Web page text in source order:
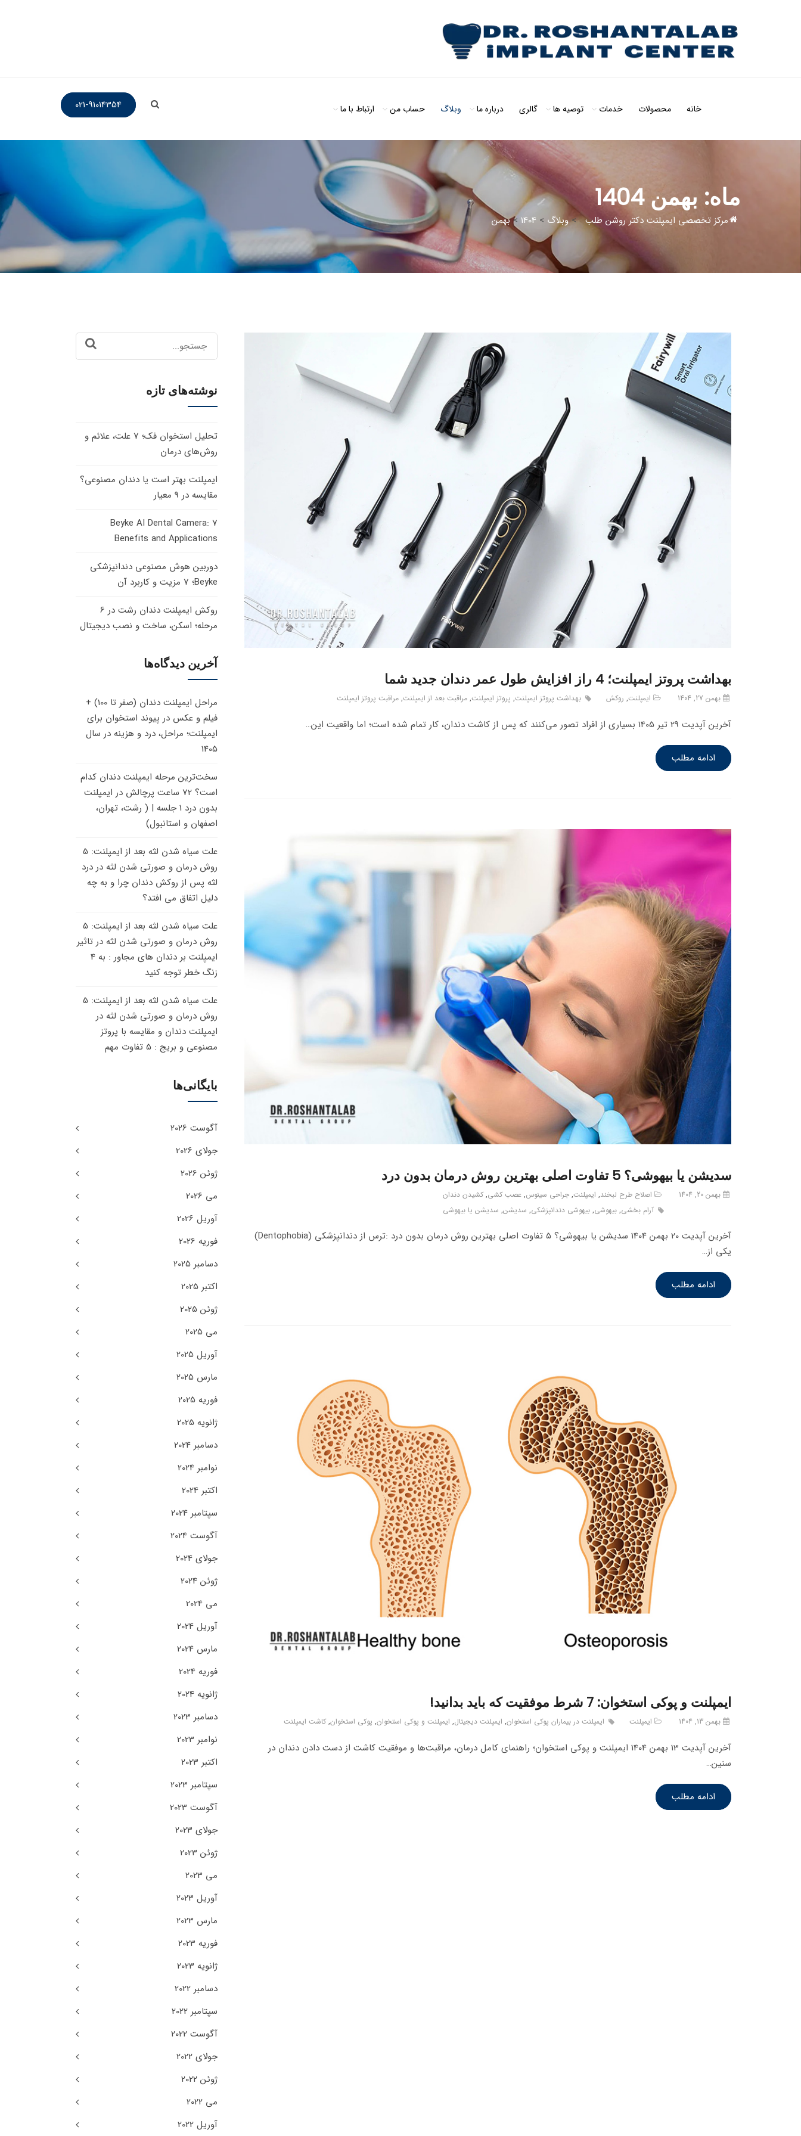
خانه محصولات خدمات توصیه ها گالری درباره ما وبلاگ حساب من ارتباط با ما 021-91014354
ماه: بهمن 1404
مرکز تخصصی ایمپلنت دکتر روشن طلب >وبلاگ >
1404
>بهمن
بهداشت پروتز ایمپلنت؛ 4 راز افزایش طول عمر دندان جدید شما
بهمن 27, 1404 ایمپلنت, روکش بهداشت پروتز ایمپلنت, پروتز ایمپلنت, مراقبت بعد از ایمپلنت, مراقبت پروتز ایمپلنت
آخرین آپدیت 29 تیر 1405 بسیاری از افراد تصور می‌کنند که پس از کاشت دندان، کار تمام شده است؛ اما واقعیت این…
ادامه مطلب
سدیشن یا بیهوشی؟ 5 تفاوت اصلی بهترین روش درمان بدون درد
بهمن 20, 1404 اصلاح طرح لبخند, ایمپلنت, جراحی سینوس, عصب کشی, کشیدن دندان
آرام بخشی, بیهوشی, بیهوشی دندانپزشکی, سدیشن, سدیشن یا بیهوشی
آخرین آپدیت 20 بهمن 1404 سدیشن یا بیهوشی؟ ۵ تفاوت اصلی بهترین روش درمان بدون درد :ترس از دندانپزشکی (Dentophobia)
یکی از…
ادامه مطلب
ایمپلنت و پوکی استخوان: 7 شرط موفقیت که باید بدانید!
بهمن 13, 1404 ایمپلنت ایمپلنت در بیماران پوکی استخوان, ایمپلنت دیجیتال, ایمپلنت و پوکی استخوان, پوکی استخوان, کاشت ایمپلنت
آخرین آپدیت 13 بهمن 1404 ایمپلنت و پوکی استخوان؛ راهنمای کامل درمان، مراقبت‌ها و موفقیت کاشت از دست دادن دندان در
سنین…
ادامه مطلب
for:
نوشته‌های تازه
تحلیل استخوان فک؛ 7 علت، علائم و
روش‌های درمان
ایمپلنت بهتر است یا دندان مصنوعی؟
مقایسه در 9 معیار
Beyke AI Dental Camera: 7
Benefits and Applications
دوربین هوش مصنوعی دندانپزشکی
Beyke؛ 7 مزیت و کاربرد آن
روکش ایمپلنت دندان رشت در 6
مرحله؛ اسکن، ساخت و نصب دیجیتال
آخرین دیدگاه‌ها
مراحل ایمپلنت دندان (صفر تا 100) +
فیلم و عکس در پیوند استخوان برای
ایمپلنت؛ مراحل، درد و هزینه در سال
1405
سخت‌ترین مرحله ایمپلنت دندان کدام
است؟ 72 ساعت پرچالش
در ایمپلنت
بدون درد 1 جلسه | ( رشت، تهران،
اصفهان و استانبول)
علت سیاه شدن لثه بعد از ایمپلنت: 5
روش درمان و صورتی شدن لثه دردرد
لثه پس از روکش دندان چرا و به چه
دلیل اتفاق می افتد؟
علت سیاه شدن لثه بعد از ایمپلنت: 5
روش درمان و صورتی شدن لثه درتاثیر
ایمپلنت بر دندان های مجاور : به 4
زنگ خطر توجه کنید
علت سیاه شدن لثه بعد از ایمپلنت: 5
روش درمان و صورتی شدن لثه در
ایمپلنت دندان و مقایسه با پروتز
مصنوعی و بریج : 5 تفاوت مهم
بایگانی‌ها
آگوست 2026
جولای 2026
ژوئن 2026
می 2026
آوریل 2026
فوریه 2026
دسامبر 2025
اکتبر 2025
ژوئن 2025
می 2025
آوریل 2025
مارس 2025
فوریه 2025
ژانویه 2025
دسامبر 2024
نوامبر 2024
اکتبر 2024
سپتامبر 2024
آگوست 2024
جولای 2024
ژوئن 2024
می 2024
آوریل 2024
مارس 2024
فوریه 2024
ژانویه 2024
دسامبر 2023
نوامبر 2023
اکتبر 2023
سپتامبر 2023
آگوست 2023
جولای 2023
ژوئن 2023
می 2023
آوریل 2023
مارس 2023
فوریه 2023
ژانویه 2023
دسامبر 2022
سپتامبر 2022
آگوست 2022
جولای 2022
ژوئن 2022
می 2022
آوریل 2022